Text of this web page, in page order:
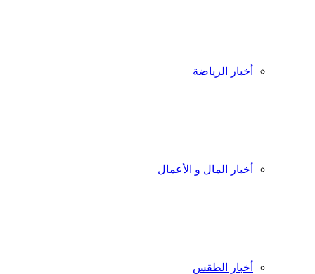
أخبار الرياضة
أخبار المال و الأعمال
أخبار الطقس